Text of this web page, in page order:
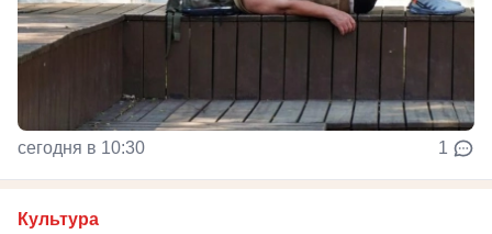
сегодня в 10:30 1
Культура